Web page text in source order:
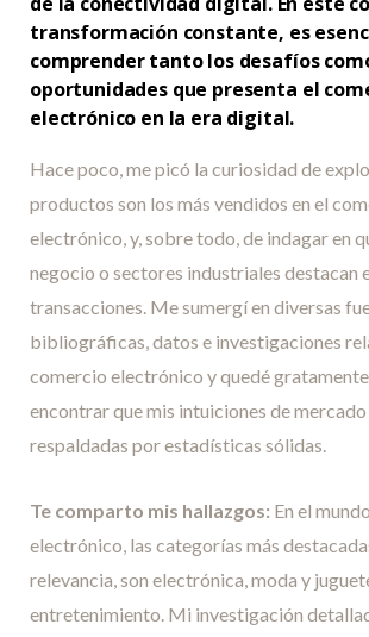
transformación constante, es
comprender tanto los desafíos
oportunidades que presenta el
electrónico en la era digital.
Hace poco, me picó la curiosidad de
productos son los más vendidos en el
electrónico, y, sobre todo, de indagar en
negocio o sectores industriales destacan
transacciones. Me sumergí en diversas
bibliográficas, datos e investigaciones
comercio electrónico y quedé
encontrar que mis intuiciones de mercado
respaldadas por estadísticas sólidas.
Te comparto mis hallazgos: En el
electrónico, las categorías más
relevancia, son electrónica, moda y
entretenimiento. Mi investigación